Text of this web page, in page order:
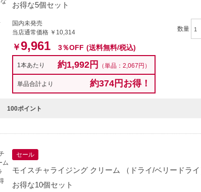
お得な5個セット
国内未発売
当店通常価格 ￥10,314
￥9,961 3％OFF (送料無料/税込)
1本あたり 約1,992円 （単品：2,067円）
単品合計より 約374円お得！
数量
100ポイント
セール
モイスチャライジング クリーム （ドライ/ベリードラ
お得な10個セット